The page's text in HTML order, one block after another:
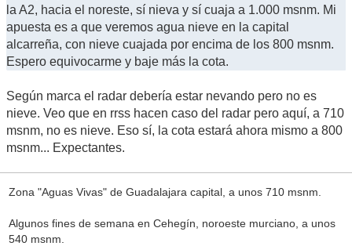
la A2, hacia el noreste, sí nieva y sí cuaja a 1.000 msnm. Mi
apuesta es a que veremos agua nieve en la capital
alcarreña, con nieve cuajada por encima de los 800 msnm.
Espero equivocarme y baje más la cota.
Según marca el radar debería estar nevando pero no es
nieve. Veo que en rrss hacen caso del radar pero aquí, a 710
msnm, no es nieve. Eso sí, la cota estará ahora mismo a 800
msnm... Expectantes.
Zona "Aguas Vivas" de Guadalajara capital, a unos 710 msnm.
Algunos fines de semana en Cehegín, noroeste murciano, a unos
540 msnm.